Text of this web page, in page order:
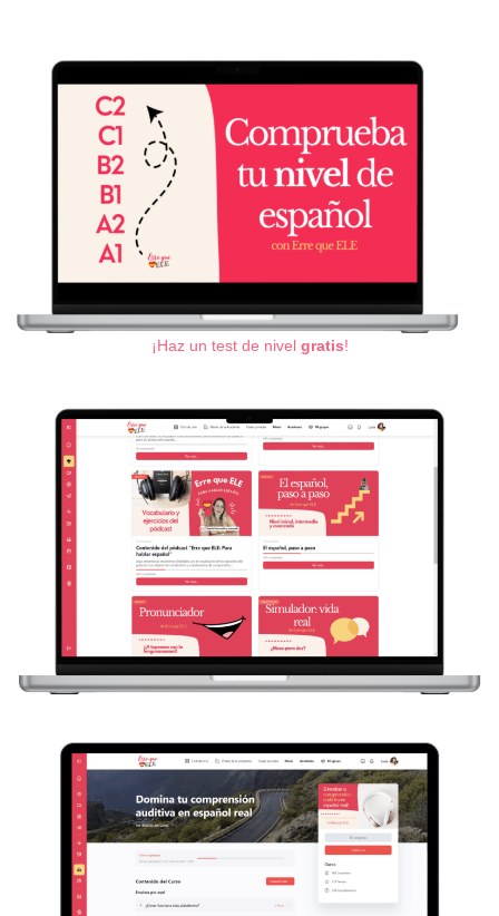
¡Haz un test de nivel gratis!